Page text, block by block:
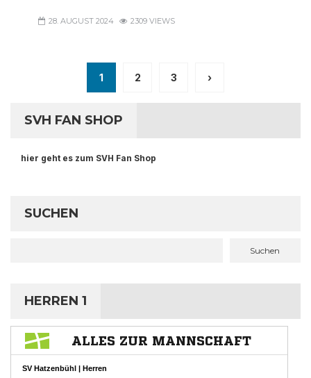
28. AUGUST 2024 2309 VIEWS
1 2 3 ›
SVH FAN SHOP
hier geht es zum SVH Fan Shop
SUCHEN
Suchen
HERREN 1